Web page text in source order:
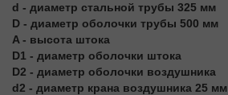
d - диаметр стальной трубы 325 мм
D - диаметр оболочки трубы 500 мм
A - высота штока
D1 - диаметр оболочки штока
D2 - диаметр оболочки воздушника
d2 - диаметр крана воздушника 25 мм